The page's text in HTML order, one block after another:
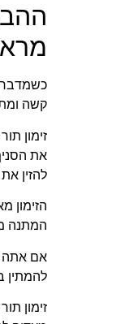
קשה
זימון
את
להזין
הזימון
המתנה
אם אתה
להמתין
זימון